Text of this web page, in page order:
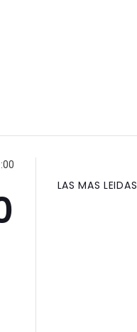
LAS MAS LEIDAS